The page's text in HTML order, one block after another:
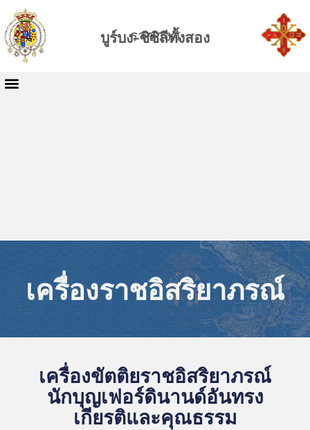
ราชวงศ์
บูร์บง-ซิซิลีทั้งสอง
เครื่องราชอิสริยาภรณ์
เครื่องขัตติยราชอิสริยาภรณ์
นักบุญเฟอร์ดินานด์อันทรง
เกียรติและคุณธรรม